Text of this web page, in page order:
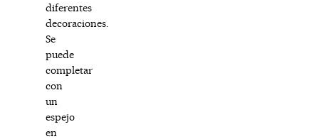
diferentes
decoraciones.
Se
puede
completar
con
un
espejo
en